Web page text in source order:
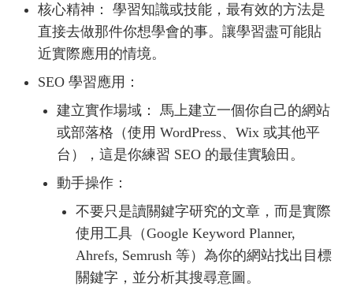
核心精神： 學習知識或技能，最有效的方法是
直接去做那件你想學會的事。讓學習盡可能貼
近實際應用的情境。
SEO 學習應用：
建立實作場域： 馬上建立一個你自己的網站
或部落格（使用 WordPress、Wix 或其他平
台），這是你練習 SEO 的最佳實驗田。
動手操作：
不要只是讀關鍵字研究的文章，而是實際
使用工具（Google Keyword Planner,
Ahrefs, Semrush 等）為你的網站找出目標
關鍵字，並分析其搜尋意圖。